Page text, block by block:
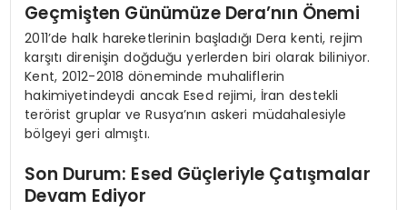
Geçmişten Günümüze Dera’nın Önemi
2011’de halk hareketlerinin başladığı Dera kenti, rejim
karşıtı direnişin doğduğu yerlerden biri olarak biliniyor.
Kent, 2012-2018 döneminde muhaliflerin
hakimiyetindeydi ancak Esed rejimi, İran destekli
terörist gruplar ve Rusya’nın askeri müdahalesiyle
bölgeyi geri almıştı.
Son Durum: Esed Güçleriyle Çatışmalar
Devam Ediyor